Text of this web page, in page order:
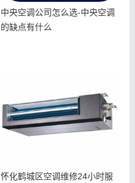
中央空调公司怎么选-中央空调
的缺点有什么
怀化鹤城区空调维修24小时服